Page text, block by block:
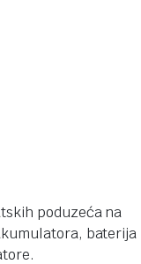
poduzeća na
baterija